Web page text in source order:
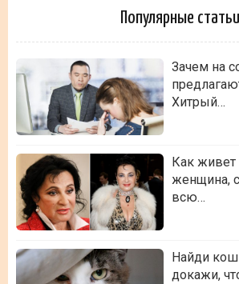
Популярные статьи
Зачем на
Хитрый…
Как
женщина,
всю…
Найди
докажи,